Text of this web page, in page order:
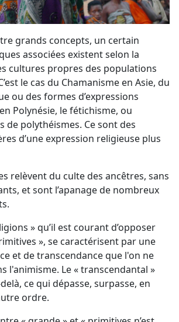
grands concepts, un certain
associées existent selon la
cultures propres des populations
le cas du Chamanisme en Asie, du
ou des formes d’expressions
Polynésie, le fétichisme, ou
de polythéismes. Ce sont des
d’une expression religieuse plus
relèvent du culte des ancêtres, sans
et sont l’apanage de nombreux
» qu’il est courant d’opposer
», se caractérisent par une
et de transcendance que l'on ne
l'animisme. Le « transcendantal »
ce qui dépasse, surpasse, en
ordre.